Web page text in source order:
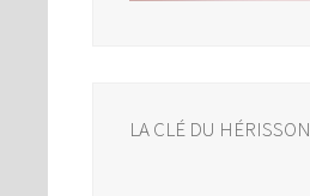
LA CLÉ DU HÉRISSON